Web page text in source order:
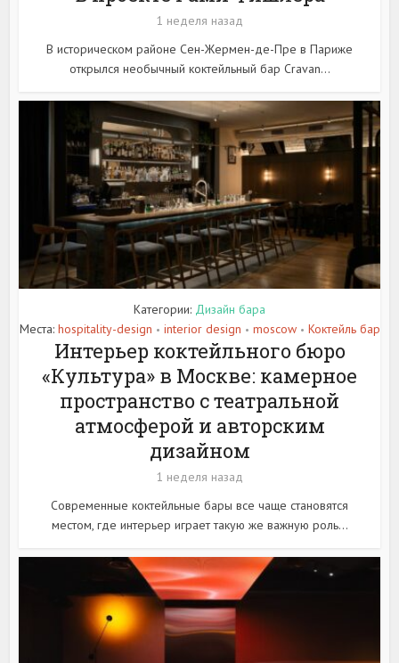
1 неделя назад
В историческом районе Сен-Жермен-де-Пре в Париже
открылся необычный коктейльный бар Cravan...
Категории: Дизайн бара
Места: hospitality-design • interior design • moscow • Коктейль бар
Интерьер коктейльного бюро
«Культура» в Москве: камерное
пространство с театральной
атмосферой и авторским
дизайном
1 неделя назад
Современные коктейльные бары все чаще становятся
местом, где интерьер играет такую же важную роль...